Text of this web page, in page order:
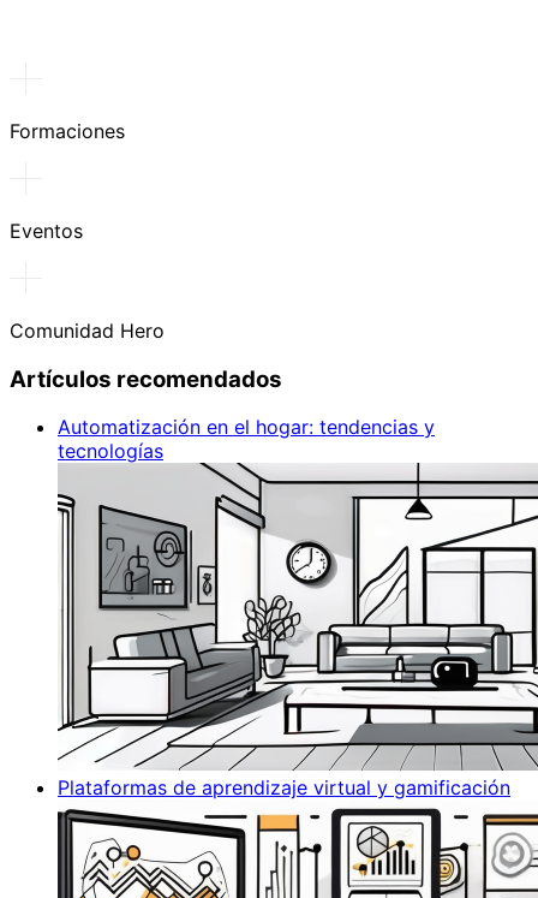
Formaciones
Eventos
Comunidad Hero
Artículos recomendados
Automatización en el hogar: tendencias y
tecnologías
Plataformas de aprendizaje virtual y gamificación